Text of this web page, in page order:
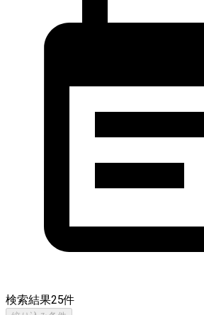
検索結果25件